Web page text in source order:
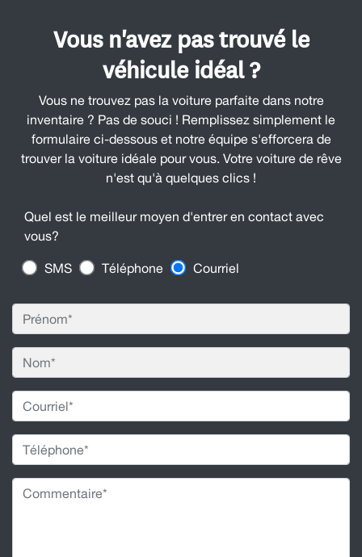
Vous n'avez pas trouvé le
véhicule idéal ?
Vous ne trouvez pas la voiture parfaite dans notre
inventaire ? Pas de souci ! Remplissez simplement le
formulaire ci-dessous et notre équipe s'efforcera de
trouver la voiture idéale pour vous. Votre voiture de rêve
n'est qu'à quelques clics !
Quel est le meilleur moyen d'entrer en contact avec
vous?
SMS Téléphone Courriel